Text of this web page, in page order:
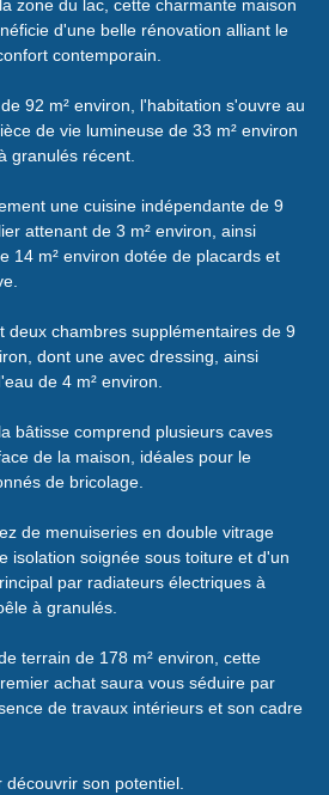
zone du lac, cette charmante maison
d'une belle rénovation alliant le
contemporain.
92 m² environ, l'habitation s'ouvre au
de vie lumineuse de 33 m² environ
granulés récent.
une cuisine indépendante de 9
attenant de 3 m² environ, ainsi
14 m² environ dotée de placards et
deux chambres supplémentaires de 9
dont une avec dressing, ainsi
de 4 m² environ.
bâtisse comprend plusieurs caves
de la maison, idéales pour le
de bricolage.
de menuiseries en double vitrage
isolation soignée sous toiture et d'un
par radiateurs électriques à
à granulés.
terrain de 178 m² environ, cette
achat saura vous séduire par
de travaux intérieurs et son cadre
découvrir son potentiel.